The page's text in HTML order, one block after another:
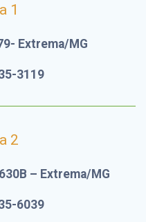
1
Extrema/MG
3119
2
– Extrema/MG
6039